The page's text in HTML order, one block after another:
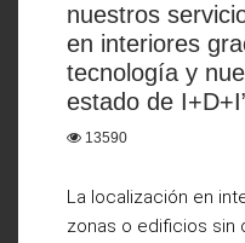
nuestros
en interiores
tecnología y
estado de
13590
La localización en
zonas o edificios sin